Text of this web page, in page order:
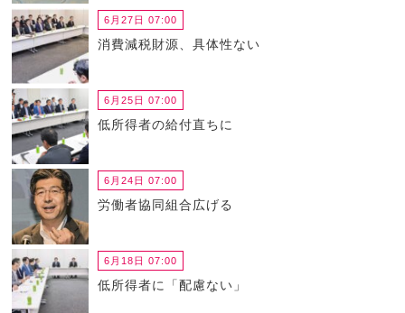
6月27日 07:00
消費減税財源、具体性ない
6月25日 07:00
低所得者の給付直ちに
6月24日 07:00
労働者協同組合広げる
6月18日 07:00
低所得者に「配慮ない」